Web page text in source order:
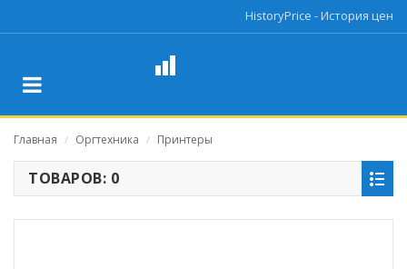
HistoryPrice - История цен
Главная / Оргтехника / Принтеры
ТОВАРОВ: 0